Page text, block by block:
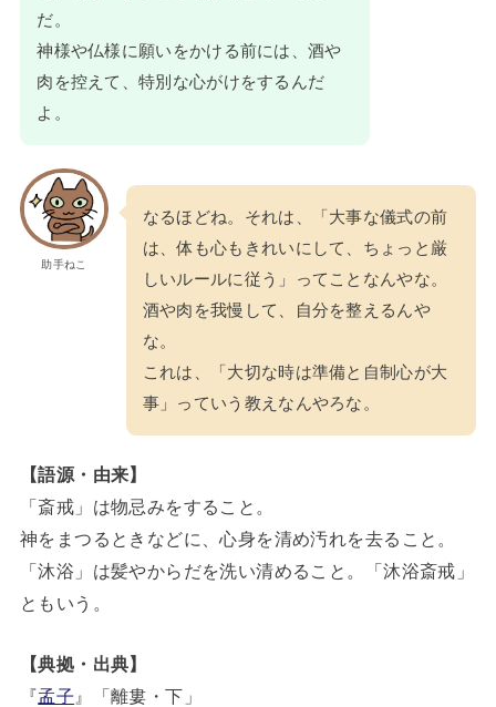
だ。
神様や仏様に願いをかける前には、酒や
肉を控えて、特別な心がけをするんだ
よ。
助手ねこ
なるほどね。それは、「大事な儀式の前
は、体も心もきれいにして、ちょっと厳
しいルールに従う」ってことなんやな。
酒や肉を我慢して、自分を整えるんや
な。
これは、「大切な時は準備と自制心が大
事」っていう教えなんやろな。
【語源・由来】
「斎戒」は物忌みをすること。
神をまつるときなどに、心身を清め汚れを去ること。
「沐浴」は髪やからだを洗い清めること。「沐浴斎戒」
ともいう。
【典拠・出典】
『孟子 』「離婁・下」